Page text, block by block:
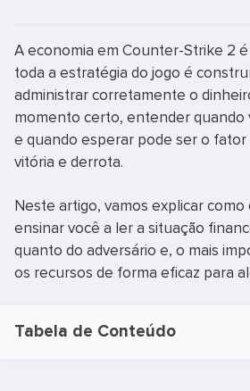
A economia em Counter-Strike 2
toda a estratégia do jogo é
administrar corretamente o
momento certo, entender quando
e quando esperar pode ser o fator
vitória e derrota.
Neste artigo, vamos explicar como
ensinar você a ler a situação
quanto do adversário e, o mais
os recursos de forma eficaz para
Tabela de Conteúdo